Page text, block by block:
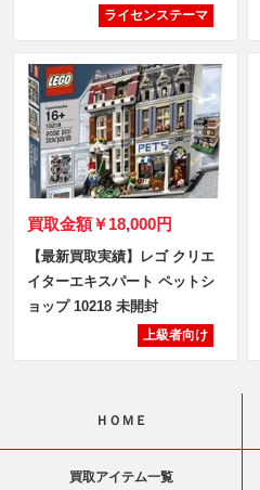
ライセンステーマ
買取金額￥18,000円
【最新買取実績】レゴ クリエ
イターエキスパート ペットシ
ョップ 10218 未開封
上級者向け
ＨＯＭＥ
買取アイテム一覧